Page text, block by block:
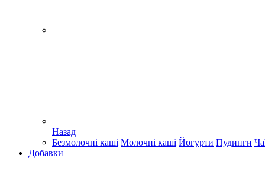
Назад
Безмолочні каші Молочні каші Йогурти Пудинги
Добавки